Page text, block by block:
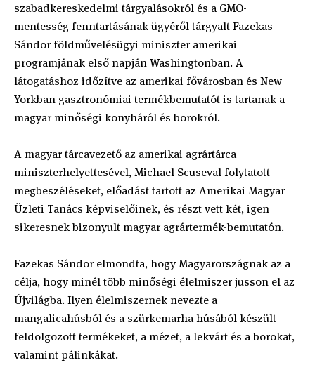
szabadkereskedelmi tárgyalásokról és a GMO-
mentesség fenntartásának ügyéről tárgyalt Fazekas
Sándor földművelésügyi miniszter amerikai
programjának első napján Washingtonban. A
látogatáshoz időzítve az amerikai fővárosban és New
Yorkban gasztronómiai termékbemutatót is tartanak a
magyar minőségi konyháról és borokról.
A magyar tárcavezető az amerikai agrártárca
miniszterhelyettesével, Michael Scuseval folytatott
megbeszéléseket, előadást tartott az Amerikai Magyar
Üzleti Tanács képviselőinek, és részt vett két, igen
sikeresnek bizonyult magyar agrártermék-bemutatón.
Fazekas Sándor elmondta, hogy Magyarországnak az a
célja, hogy minél több minőségi élelmiszer jusson el az
Újvilágba. Ilyen élelmiszernek nevezte a
mangalicahúsból és a szürkemarha húsából készült
feldolgozott termékeket, a mézet, a lekvárt és a borokat,
valamint pálinkákat.